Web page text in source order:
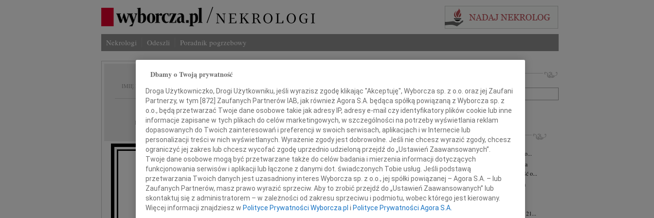
Nekrologi Odeszli Poradnik pogrzebowy
IMIĘ I NAZWISKO: Janina Szymańska
REGION: Warszawa
DATA EMISJI: 12.06.2009
Z głębokim smutkiem żegnamy
Panią
+ szukanie zaawansowane
INNE NEKROLOGI
Eugeniusz Butruk 05.08.2026Warszawa
Z ogromnym żalem przyjęliśmy wiadomość o...
Małgorzata Kościelska
Warszawa
Z głębokim smutkiem przyjęliśmy wiadomość o...
Andrzej Komorowski
06.08.2026
Warszawa
27 lipca 2026 roku odszedł Śp. Andrzej...
Inocentyna Karkocha
06.08.2026
Mgr farm. Inocentyna Karkocha zmarła dnia 21...
Dbamy o Twoją prywatność
Droga Użytkowniczko, Drogi Użytkowniku, jeśli wyrazisz zgodę klikając "Akceptuję", Wyborcza sp. z o.o. oraz jej Zaufani
Partnerzy, w tym [ 872 ] Zaufanych Partnerów IAB, jak również Agora S.A. będąca spółką powiązaną z Wyborcza sp. z
o.o., będą przetwarzać Twoje dane osobowe takie jak adresy IP, adresy e-mail czy identyfikatory plików cookie lub inne
informacje zapisane w tych plikach do celów marketingowych, w szczególności na potrzeby wyświetlania reklam
dopasowanych do Twoich zainteresowań i preferencji w swoich serwisach, aplikacjach i w Internecie lub
personalizacji treści w nich wyświetlanych. Wyrażenie zgody jest dobrowolne. Jeśli nie chcesz wyrazić zgody, chcesz
ograniczyć jej zakres lub chcesz wycofać zgodę uprzednio udzieloną przejdź do „Ustawień Zaawansowanych”.
Twoje dane osobowe mogą być przetwarzane także do celów badania i mierzenia informacji dotyczących
funkcjonowania serwisów i aplikacji lub łączone z danymi dot. świadczonych Tobie usług. Jeśli podstawą
przetwarzania Twoich danych jest uzasadniony interes Wyborcza sp. z o.o., jej spółki powiązanej – Agora S.A. – lub
Zaufanych Partnerów, masz prawo wyrazić sprzeciw. Aby to zrobić przejdź do „Ustawień Zaawansowanych” lub
skontaktuj się z administratorem – w zależności od zakresu sprzeciwu i podmiotu, wobec którego jest kierowany.
Więcej informacji znajdziesz w Polityce Prywatności Wyborcza.pl i Polityce Prywatności Agora S.A.